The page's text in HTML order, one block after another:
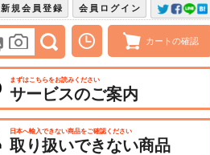
会員ログイン
新規会員登録
カートの確認
まずはこちらをお読みください
サービスのご案内
日本へ輸入できない商品をご確認ください
取り扱いできない商品